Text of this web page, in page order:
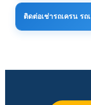
มีการตรวจเช็คสภา
งานทุกครั้ง เพื่อควา
ติดต่อเช่ารถเครน รถ